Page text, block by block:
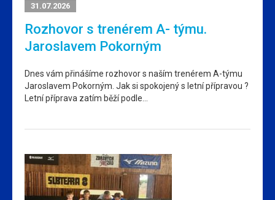
31.07.2026
Rozhovor s trenérem A- týmu.
Jaroslavem Pokorným
Dnes vám přinášíme rozhovor s naším trenérem A-týmu
Jaroslavem Pokorným. Jak si spokojený s letní přípravou ?
Letní příprava zatím běží podle…